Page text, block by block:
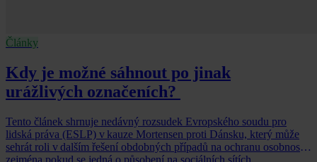
Články
Kdy je možné sáhnout po jinak
urážlivých označeních?
Tento článek shrnuje nedávný rozsudek Evropského soudu pro
lidská práva (ESLP) v kauze Mortensen proti Dánsku, který může
sehrát roli v dalším řešení obdobných případů na ochranu osobnosti,
zejména pokud se jedná o působení na sociálních sítích,